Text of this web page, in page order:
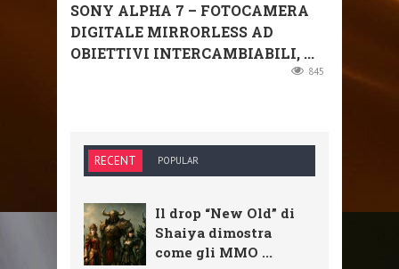
SONY ALPHA 7 – FOTOCAMERA
DIGITALE MIRRORLESS AD
OBIETTIVI INTERCAMBIABILI, ...
845
RECENT POPULAR
Il drop “New Old” di
Shaiya dimostra
come gli MMO ...